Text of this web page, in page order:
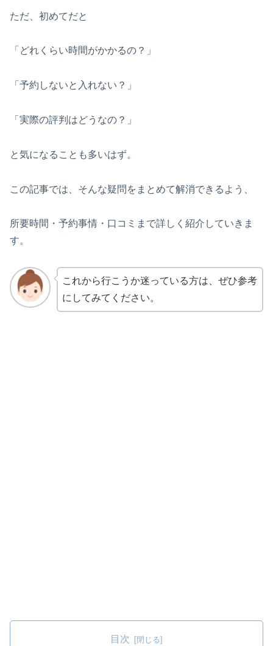
ただ、初めてだと
「どれくらい時間がかかるの？」
「予約しないと入れない？」
「実際の評判はどうなの？」
と気になることも多いはず。
この記事では、そんな疑問をまとめて解消できるよう、
所要時間・予約事情・口コミまで詳しく紹介していきま
す。
これから行こうか迷っている方は、ぜひ参考
にしてみてください。
目次